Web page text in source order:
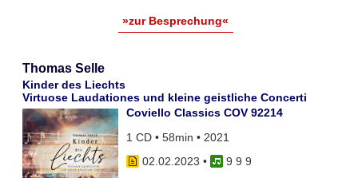
»zur Besprechung«
Thomas Selle
Kinder des Liechts
Virtuose Laudationes und kleine geistliche Concerti
Coviello Classics COV 92214
1 CD • 58min • 2021
02.02.2023 •
9 9 9